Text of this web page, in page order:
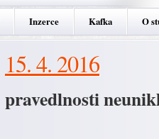
Inzerce Kafka O
15. 4. 2016
pravedlnosti